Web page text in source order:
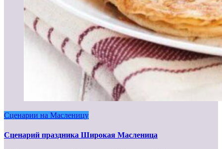
Сценарии на Масленицу
Сценарий праздника Широкая Масленица